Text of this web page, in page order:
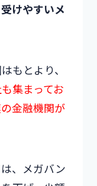
けやすいメ
もとより、
集まってお
金融機関が
、メガバン